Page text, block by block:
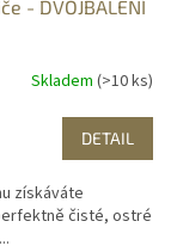
A
R
M
A
- DVOJBALENÍ
Skladem (>10 ks)
DETAIL
získáváte
čisté, ostré